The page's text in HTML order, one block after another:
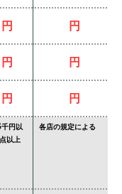
円
円
円
円以
以上
各店の規定による